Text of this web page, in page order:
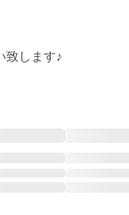
致します♪